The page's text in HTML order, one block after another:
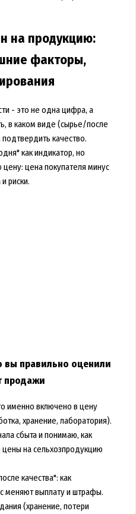
на продукцию:
факторы,
- это не одна цифра, а
в каком виде (сырье/после
качество.
как индикатор, но
цена покупателя минус
риски.
вы правильно оценили
продажи
именно включено в цену
хранение, лаборатория).
сбыта и понимаю, как
на сельхозпродукцию
качества": как
меняют выплату и штрафы.
(хранение, потери